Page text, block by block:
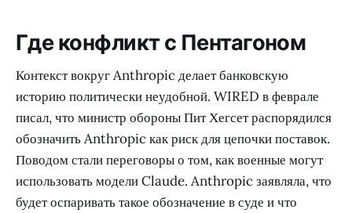
Где конфликт с Пентагоном
Контекст вокруг Anthropic делает банковскую
историю политически неудобной. WIRED в феврале
писал, что министр обороны Пит Хегсет распорядился
обозначить Anthropic как риск для цепочки поставок.
Поводом стали переговоры о том, как военные могут
использовать модели Claude. Anthropic заявляла, что
будет оспаривать такое обозначение в суде и что